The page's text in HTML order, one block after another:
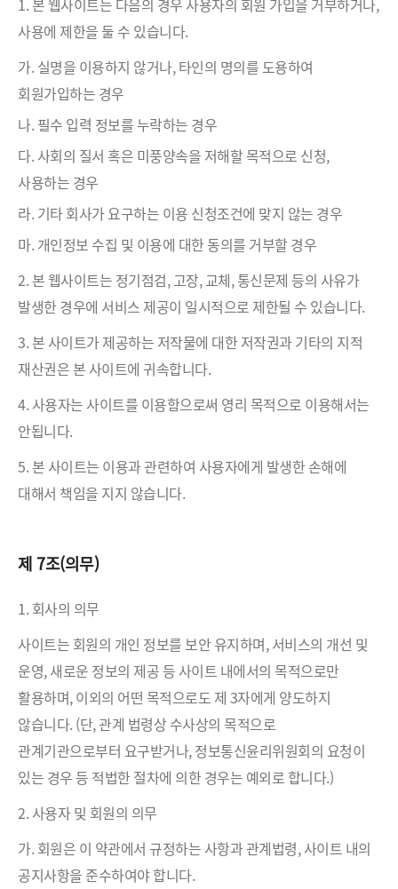
1. 본 웹사이트는 다음의 경우 사용자의 회원 가입을 거부하거나,
사용에 제한을 둘 수 있습니다.
가. 실명을 이용하지 않거나, 타인의 명의를 도용하여
회원가입하는 경우
나. 필수 입력 정보를 누락하는 경우
다. 사회의 질서 혹은 미풍양속을 저해할 목적으로 신청,
사용하는 경우
라. 기타 회사가 요구하는 이용 신청조건에 맞지 않는 경우
마. 개인정보 수집 및 이용에 대한 동의를 거부할 경우
2. 본 웹사이트는 정기점검, 고장, 교체, 통신문제 등의 사유가
발생한 경우에 서비스 제공이 일시적으로 제한될 수 있습니다.
3. 본 사이트가 제공하는 저작물에 대한 저작권과 기타의 지적
재산권은 본 사이트에 귀속합니다.
4. 사용자는 사이트를 이용함으로써 영리 목적으로 이용해서는
안됩니다.
5. 본 사이트는 이용과 관련하여 사용자에게 발생한 손해에
대해서 책임을 지지 않습니다.
제 7조(의무)
1. 회사의 의무
사이트는 회원의 개인 정보를 보안 유지하며, 서비스의 개선 및
운영, 새로운 정보의 제공 등 사이트 내에서의 목적으로만
활용하며, 이외의 어떤 목적으로도 제 3자에게 양도하지
않습니다. (단, 관계 법령상 수사상의 목적으로
관계기관으로부터 요구받거나, 정보통신윤리위원회의 요청이
있는 경우 등 적법한 절차에 의한 경우는 예외로 합니다.)
2. 사용자 및 회원의 의무
가. 회원은 이 약관에서 규정하는 사항과 관계법령, 사이트 내의
공지사항을 준수하여야 합니다.